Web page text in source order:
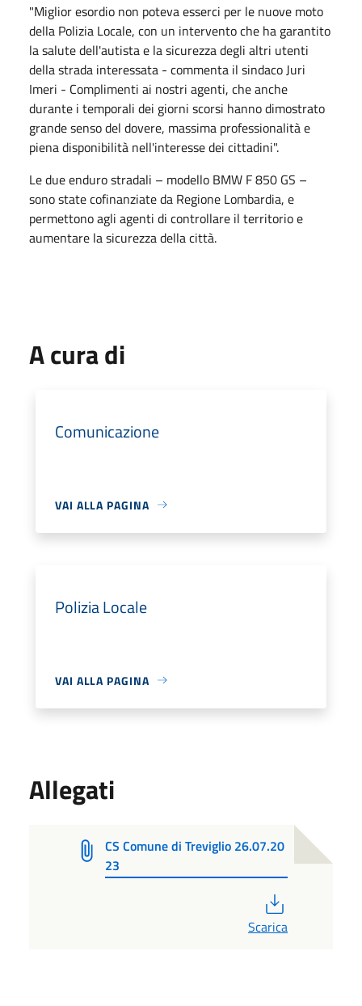
"Miglior esordio non poteva esserci per le nuove moto
della Polizia Locale, con un intervento che ha garantito
la salute dell'autista e la sicurezza degli altri utenti
della strada interessata - commenta il sindaco Juri
Imeri - Complimenti ai nostri agenti, che anche
durante i temporali dei giorni scorsi hanno dimostrato
grande senso del dovere, massima professionalità e
piena disponibilità nell'interesse dei cittadini".
Le due enduro stradali – modello BMW F 850 GS –
sono state cofinanziate da Regione Lombardia, e
permettono agli agenti di controllare il territorio e
aumentare la sicurezza della città.
A cura di
Comunicazione
VAI ALLA PAGINA
Polizia Locale
VAI ALLA PAGINA
Allegati
CS Comune di Treviglio 26.07.20
23
Scarica